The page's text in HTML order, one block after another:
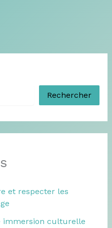
Rechercher
et respecter les
immersion culturelle